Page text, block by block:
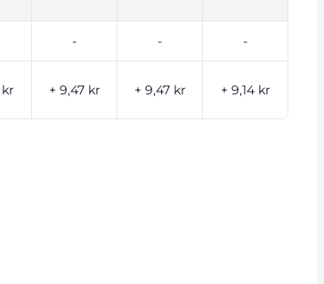
- - -
kr + 9,47 kr + 9,47 kr + 9,14 kr